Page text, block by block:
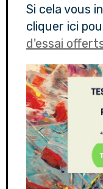
Si cela vous
cliquer ici
d'essai